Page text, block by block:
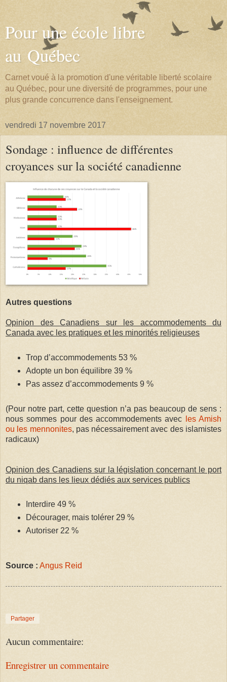
Pour une école libre
au Québec
Carnet voué à la promotion d'une véritable liberté scolaire
au Québec, pour une diversité de programmes, pour une
plus grande concurrence dans l'enseignement.
vendredi 17 novembre 2017
Sondage : influence de différentes
croyances sur la société canadienne
Autres questions
Opinion des Canadiens sur les accommodements du
Canada avec les pratiques et les minorités religieuses
Trop d’accommodements 53 %
Adopte un bon équilibre 39 %
Pas assez d’accommodements 9 %
(Pour notre part, cette question n’a pas beaucoup de sens :
nous sommes pour des accommodements avec
les Amish
ou les mennonites, pas nécessairement avec des islamistes
radicaux)
Opinion des Canadiens sur la législation concernant le port
du niqab dans les lieux dédiés aux services publics
Interdire 49 %
Décourager, mais tolérer 29 %
Autoriser 22 %
Source : Angus Reid
Partager
Aucun commentaire:
Enregistrer un commentaire